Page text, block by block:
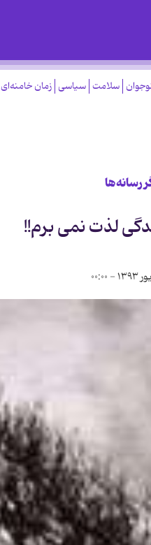
سلامت سیاسی زمان خامنه‌ای
رسانه‌ها
لذت نمی برم!!